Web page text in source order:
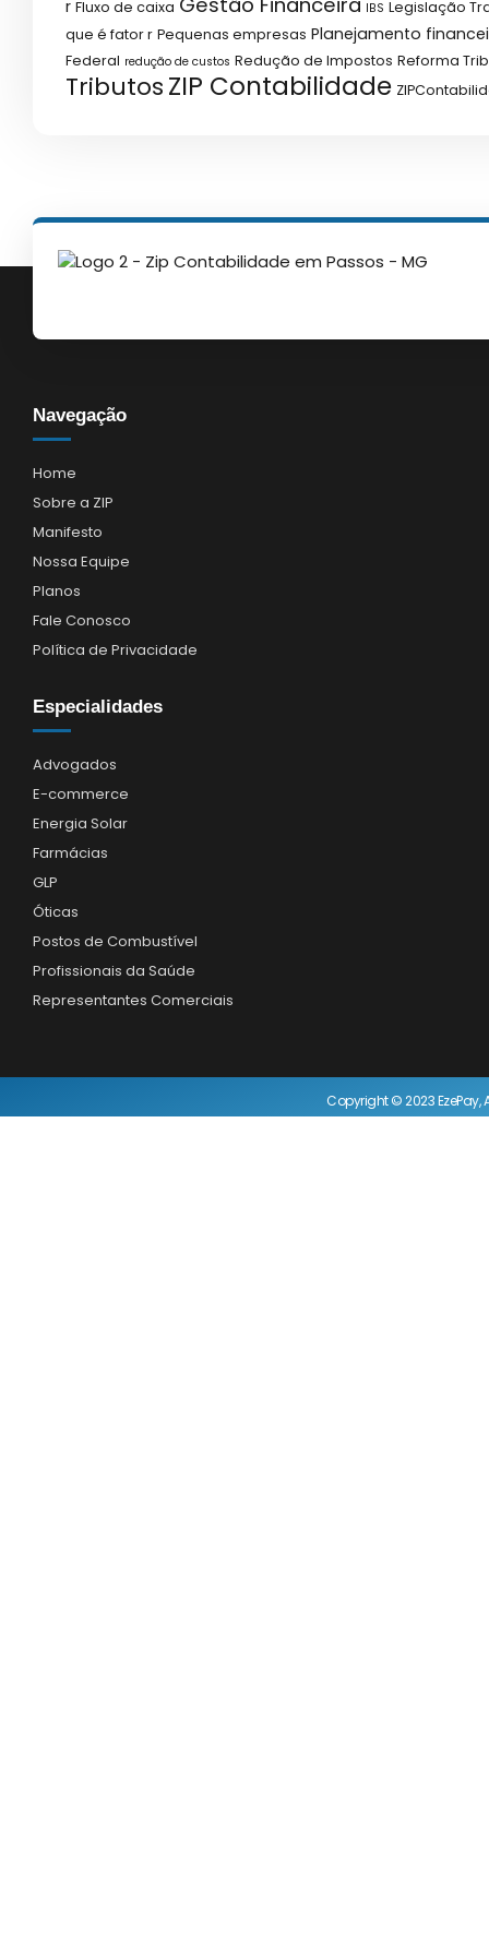
r Fluxo de caixa IBS Legislação
que é fator r Pequenas empresas Planejamento
Federal redução de custos Redução de Impostos Reforma
TributosZIP Contabilidade
Navegação
Home
Sobre a ZIP
Manifesto
Nossa Equipe
Planos
Fale Conosco
Política de Privacidade
Especialidades
Advogados
E-commerce
Energia Solar
Farmácias
GLP
Óticas
Postos de Combustível
Profissionais da Saúde
Representantes Comerciais
Copyright © 2023 EzePay,